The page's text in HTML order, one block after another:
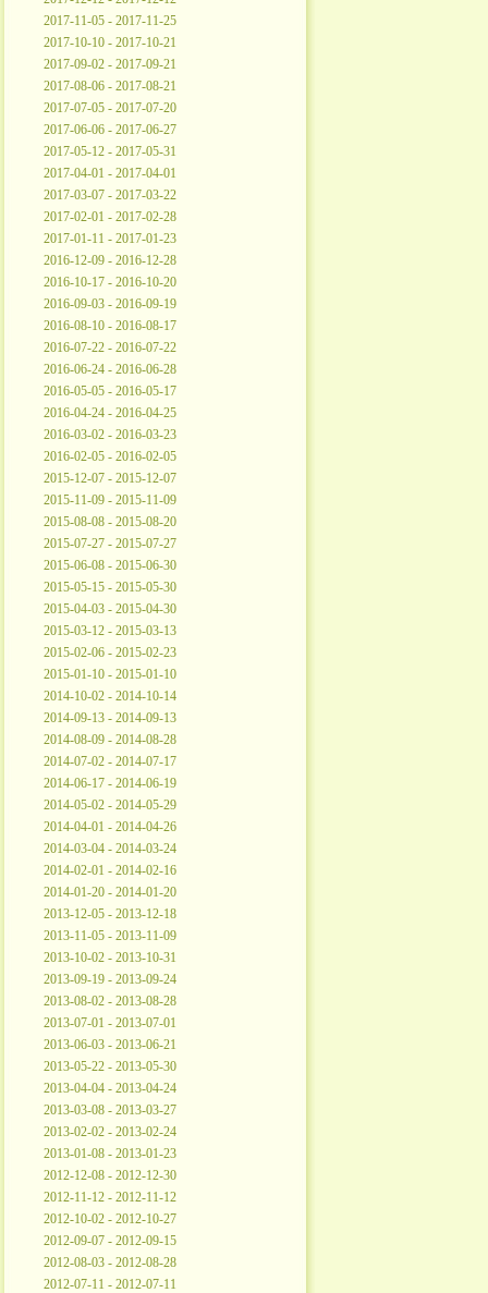
2017-11-05 - 2017-11-25
2017-10-10 - 2017-10-21
2017-09-02 - 2017-09-21
2017-08-06 - 2017-08-21
2017-07-05 - 2017-07-20
2017-06-06 - 2017-06-27
2017-05-12 - 2017-05-31
2017-04-01 - 2017-04-01
2017-03-07 - 2017-03-22
2017-02-01 - 2017-02-28
2017-01-11 - 2017-01-23
2016-12-09 - 2016-12-28
2016-10-17 - 2016-10-20
2016-09-03 - 2016-09-19
2016-08-10 - 2016-08-17
2016-07-22 - 2016-07-22
2016-06-24 - 2016-06-28
2016-05-05 - 2016-05-17
2016-04-24 - 2016-04-25
2016-03-02 - 2016-03-23
2016-02-05 - 2016-02-05
2015-12-07 - 2015-12-07
2015-11-09 - 2015-11-09
2015-08-08 - 2015-08-20
2015-07-27 - 2015-07-27
2015-06-08 - 2015-06-30
2015-05-15 - 2015-05-30
2015-04-03 - 2015-04-30
2015-03-12 - 2015-03-13
2015-02-06 - 2015-02-23
2015-01-10 - 2015-01-10
2014-10-02 - 2014-10-14
2014-09-13 - 2014-09-13
2014-08-09 - 2014-08-28
2014-07-02 - 2014-07-17
2014-06-17 - 2014-06-19
2014-05-02 - 2014-05-29
2014-04-01 - 2014-04-26
2014-03-04 - 2014-03-24
2014-02-01 - 2014-02-16
2014-01-20 - 2014-01-20
2013-12-05 - 2013-12-18
2013-11-05 - 2013-11-09
2013-10-02 - 2013-10-31
2013-09-19 - 2013-09-24
2013-08-02 - 2013-08-28
2013-07-01 - 2013-07-01
2013-06-03 - 2013-06-21
2013-05-22 - 2013-05-30
2013-04-04 - 2013-04-24
2013-03-08 - 2013-03-27
2013-02-02 - 2013-02-24
2013-01-08 - 2013-01-23
2012-12-08 - 2012-12-30
2012-11-12 - 2012-11-12
2012-10-02 - 2012-10-27
2012-09-07 - 2012-09-15
2012-08-03 - 2012-08-28
2012-07-11 - 2012-07-11